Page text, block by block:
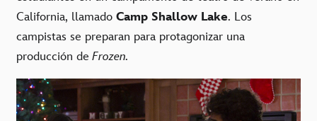
California, llamado Camp Shallow Lake. Los
campistas se preparan para protagonizar una
producción de Frozen.